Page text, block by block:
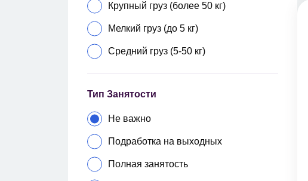
Крупный груз (более 50 кг)
Мелкий груз (до 5 кг)
Средний груз (5-50 кг)
Тип Занятости
Не важно
Подработка на выходных
Полная занятость